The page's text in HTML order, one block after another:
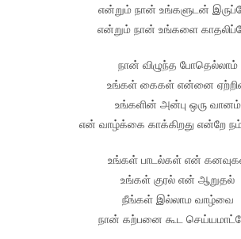
என்றும் நான் உங்களுடன்
என்றும் நான் உங்களை
நான் விழுந்த போதெல்லாம்
உங்கள் கைகள் என்னை
உங்களின் அன்பு ஒரு வானம்
என் வாழ்க்கை காக்கிறது என்றே
உங்கள் பாடல்கள் என்
உங்கள் குரல் என் ஆறுதல்
நீங்கள் இல்லாம வாழ்வை
நான் கற்பனை கூட